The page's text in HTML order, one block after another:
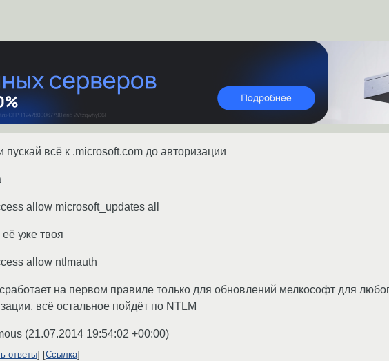
пускай всё к .microsoft.com до авторизации
allow microsoft_updates all
уже твоя
allow ntlmauth
на первом правиле только для обновлений мелкософт для
всё остальное пойдёт по NTLM
(21.07.2014 19:54:02 +00:00)
ответы Ссылка